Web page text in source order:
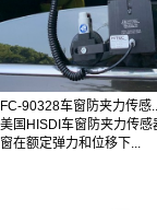
FC-90328车窗防夹力传感
美国HISDI车窗防夹力传感
窗在额定弹力和位移下...